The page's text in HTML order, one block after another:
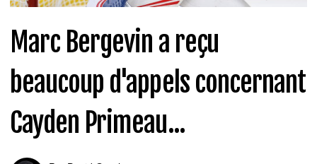
Marc Bergevin a reçu
beaucoup d'appels concernant
Cayden Primeau...